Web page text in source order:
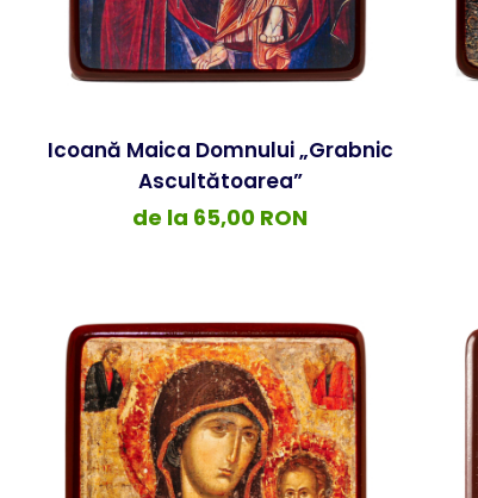
Icoană Maica Domnului „Grabnic
Ascultătoarea”
de la 65,00 RON